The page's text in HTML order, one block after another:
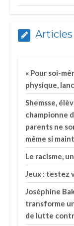
« Pour soi-
physique,
Shemsse,
championne
parents ne
même si
Le racisme,
Jeux : testez
Joséphine
transforme
de lutte